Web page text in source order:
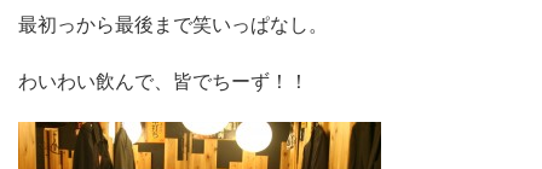
最初っから最後まで笑いっぱなし。
わいわい飲んで、皆でちーず！！